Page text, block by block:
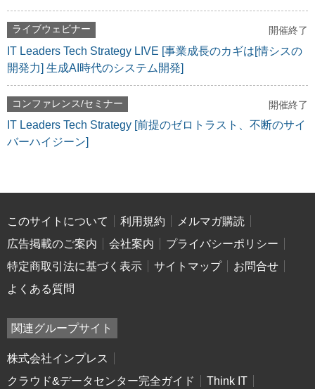
ライブウェビナー 開催終了
IT Leaders Tech Strategy LIVE [事業成長のカギは[情シスの
開発力] 生成AI時代のシステム開発]
コンファレンス/セミナー 開催終了
IT Leaders Tech Strategy [前提のゼロトラスト、不断のサイ
バーハイジーン]
このサイトについて 利用規約
メルマガ購読
広告掲載のご案内
会社案内
プライバシーポリシー
特定商取引法に基づく表示
サイトマップ
お問合せ
よくある質問
関連グループサイト
株式会社インプレス
クラウド&データセンター完全ガイド
Think IT